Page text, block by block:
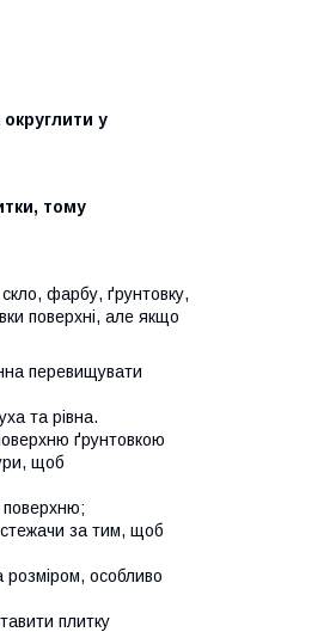
у
тому
фарбу, ґрунтовку,
поверхні, але якщо
перевищувати
та рівна.
ґрунтовкою
щоб
поверхню;
стежачи за тим, щоб
розміром, особливо
плитку